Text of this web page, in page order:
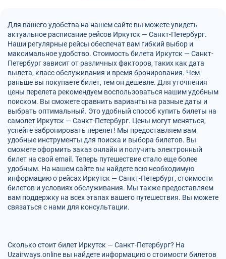
Для вашего удобства на нашем сайте вы можете увидеть
актуальное расписание рейсов Иркутск — Санкт-Петербург.
Наши регулярные рейсы обеспечат вам гибкий выбор и
максимальное удобство. Стоимость билета Иркутск — Санкт-
Петербург зависит от различных факторов, таких как дата
вылета, класс обслуживания и время бронирования. Чем
раньше вы покупаете билет, тем он дешевле. Для уточнения
цены перелета рекомендуем воспользоваться нашим удобным
поиском. Вы сможете сравнить варианты на разные даты и
выбрать оптимальный. Это удобный способ купить билеты на
самолет Иркутск — Санкт-Петербург. Цены могут меняться,
успейте забронировать перелет! Мы предоставляем вам
удобные инструменты для поиска и выбора билетов. Вы
сможете оформить заказ онлайн и получить электронный
билет на свой email. Теперь путешествие стало еще более
удобным. На нашем сайте вы найдете всю необходимую
информацию о рейсах Иркутск — Санкт-Петербург, стоимости
билетов и условиях обслуживания. Мы также предоставляем
вам поддержку на всех этапах вашего путешествия. Вы можете
связаться с нами для консультации.
Сколько стоит билет Иркутск — Санкт-Петербург? На
Uzairways.online вы найдете информацию о стоимости билетов